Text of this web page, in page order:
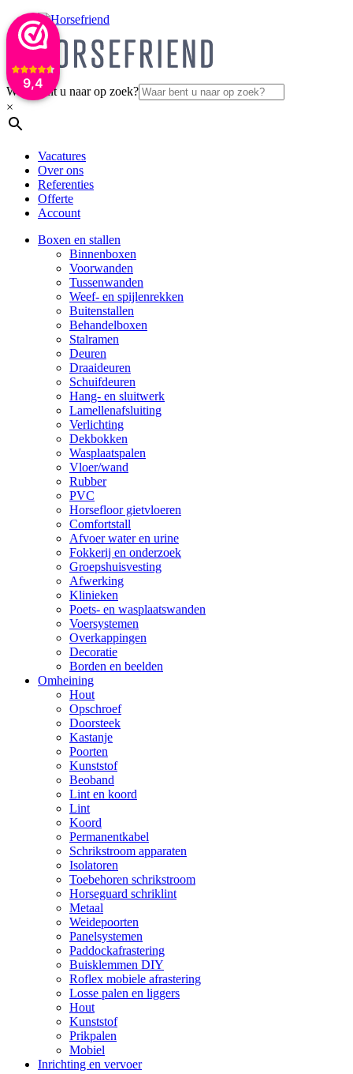
9,4
Waar bent u naar op zoek?
×
Vacatures
Over ons
Referenties
Offerte
Account
Boxen en stallen
Binnenboxen
Voorwanden
Tussenwanden
Weef- en spijlenrekken
Buitenstallen
Behandelboxen
Stalramen
Deuren
Draaideuren
Schuifdeuren
Hang- en sluitwerk
Lamellenafsluiting
Verlichting
Dekbokken
Wasplaatspalen
Vloer/wand
Rubber
PVC
Horsefloor gietvloeren
Comfortstall
Afvoer water en urine
Fokkerij en onderzoek
Groepshuisvesting
Afwerking
Klinieken
Poets- en wasplaatswanden
Voersystemen
Overkappingen
Decoratie
Borden en beelden
Omheining
Hout
Opschroef
Doorsteek
Kastanje
Poorten
Kunststof
Beoband
Lint en koord
Lint
Koord
Permanentkabel
Schrikstroom apparaten
Isolatoren
Toebehoren schrikstroom
Horseguard schriklint
Metaal
Weidepoorten
Panelsystemen
Paddockafrastering
Buisklemmen DIY
Roflex mobiele afrastering
Losse palen en liggers
Hout
Kunststof
Prikpalen
Mobiel
Inrichting en vervoer